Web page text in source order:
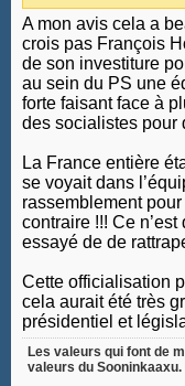
A mon avis cela a
crois pas François
de son investiture
au sein du PS une
forte faisant face à
des socialistes pour
La France entière
se voyait dans
rassemblement
contraire !!! Ce
essayé de de
Cette officialisation
cela aurait été très
présidentiel et
Les valeurs qui font de
valeurs du